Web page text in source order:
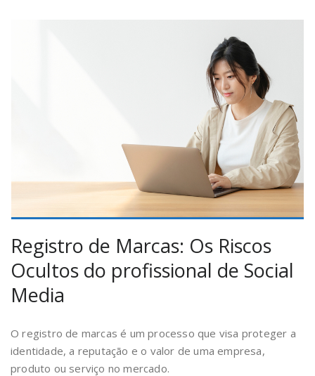
Registro de Marcas: Os Riscos
Ocultos do profissional de Social
Media
O registro de marcas é um processo que visa proteger a
identidade, a reputação e o valor de uma empresa,
produto ou serviço no mercado.